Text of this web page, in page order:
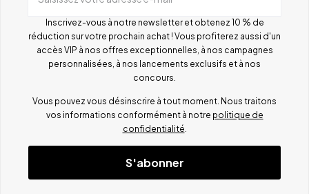
Inscrivez-vous à notre newsletter et obtenez 10 % de
réduction sur votre prochain achat ! Vous profiterez aussi d'un
accès VIP à nos offres exceptionnelles, à nos campagnes
personnalisées, à nos lancements exclusifs et à nos
concours.
Vous pouvez vous désinscrire à tout moment. Nous traitons
vos informations conformément à notre politique de
confidentialité.
S'abonner